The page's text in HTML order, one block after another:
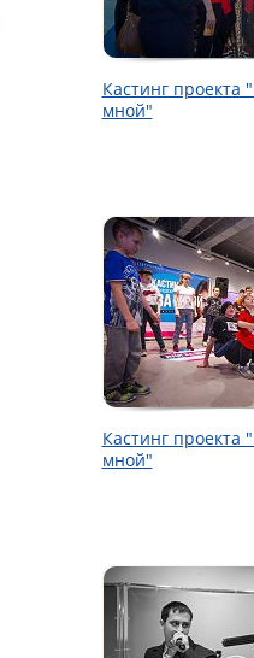
Кастинг проекта
мной"
Кастинг проекта
мной"